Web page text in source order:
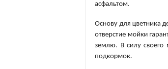
асфальтом.
Основу для цветника
отверстие мойки
землю. В силу своего
подкормок.